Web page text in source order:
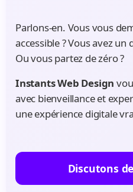
Parlons-en. Vous vous
accessible ? Vous avez
Ou vous partez de zéro ?
Instants Web Design
avec bienveillance et
une expérience digitale
Discutons